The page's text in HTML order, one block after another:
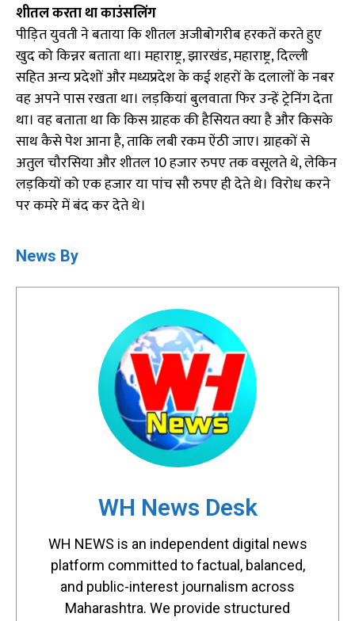
शीतल करता था काउंसलिंग
पीड़ित युवती ने बताया कि शीतल अजीबोगरीब हरकतें करते हुए
खुद को किन्नर बताता था। महाराष्ट्र, झारखंड, महाराष्ट्र, दिल्ली
सहित अन्य प्रदेशों और मध्यप्रदेश के कई शहरों के दलालों के नबर
वह अपने पास रखता था। लड़कियां बुलवाता फिर उन्हें ट्रेनिंग देता
था। वह बताता था कि किस ग्राहक की हैसियत क्या है और किसके
साथ कैसे पेश आना है, ताकि लबी रकम ऐंठी जाए। ग्राहकों से
अतुल चौरसिया और शीतल 10 हजार रुपए तक वसूलते थे, लेकिन
लड़कियों को एक हजार या पांच सौ रुपए ही देते थे। विरोध करने
पर कमरे में बंद कर देते थे।
News By
WH News Desk
WH NEWS is an independent digital news
platform committed to factual, balanced,
and public-interest journalism across
Maharashtra. We provide structured